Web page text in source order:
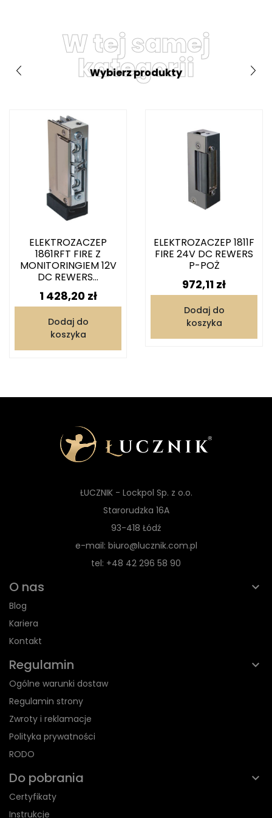
W tej samej
kategorii
Wybierz produkty
ELEKTROZACZEP
1861RFT FIRE Z
MONITORINGIEM 12V
DC REWERS...
Cena
1 428,20 zł
Dodaj do
koszyka
ELEKTROZACZEP 1811F
FIRE 24V DC REWERS
P-POŻ
Cena
972,11 zł
Dodaj do
koszyka
ŁUCZNIK - Lockpol Sp. z o.o.
Starorudzka 16A
93-418 Łódź
e-mail: biuro@lucznik.com.pl
tel: +48 42 296 58 90
O nas
Blog
Kariera
Kontakt
Regulamin
Ogólne warunki dostaw
Regulamin strony
Zwroty i reklamacje
Polityka prywatności
RODO
Do pobrania
Certyfikaty
Instrukcje